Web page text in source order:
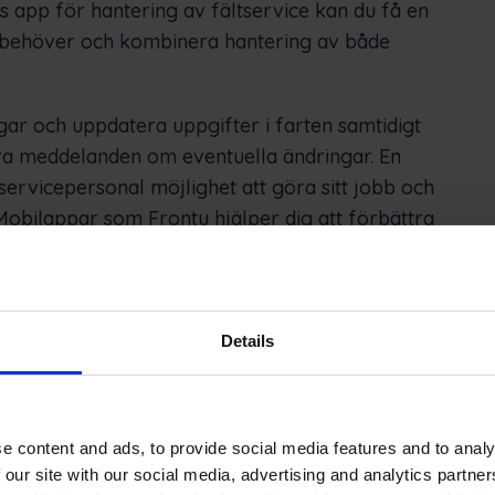
Details
content and ads, to provide social media features and to
site with our social media, advertising and analytics
app för hantering av fältservice kan du få en
och kombinera hantering av både
och uppdatera uppgifter i farten samtidigt
om eventuella ändringar. En
möjlighet att göra sitt jobb och
som Frontu hjälper dig att förbättra
att användarna behöver internet för att
måste arbeta ute i naturen, på avlägsna
möjlig? Allt du behöver göra är att
har utvecklat ett kraftfullt offline-läge som